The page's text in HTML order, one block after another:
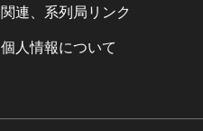
関連、系列局リンク
個人情報について